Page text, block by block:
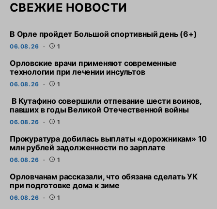
СВЕЖИЕ НОВОСТИ
В Орле пройдет Большой спортивный день (6+)
06.08.26 1
Орловские врачи применяют современные
технологии при лечении инсультов
06.08.26 1
В Кутафино совершили отпевание шести воинов,
павших в годы Великой Отечественной войны
06.08.26 1
Прокуратура добилась выплаты «дорожникам» 10
млн рублей задолженности по зарплате
06.08.26 1
Орловчанам рассказали, что обязана сделать УК
при подготовке дома к зиме
06.08.26 1